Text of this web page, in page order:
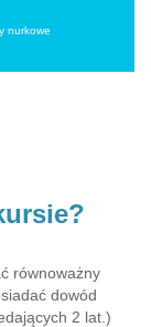
nurkowe
równoważny
dowód
2 lat.)